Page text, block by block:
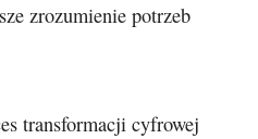
zrozumienie potrzeb
transformacji cyfrowej